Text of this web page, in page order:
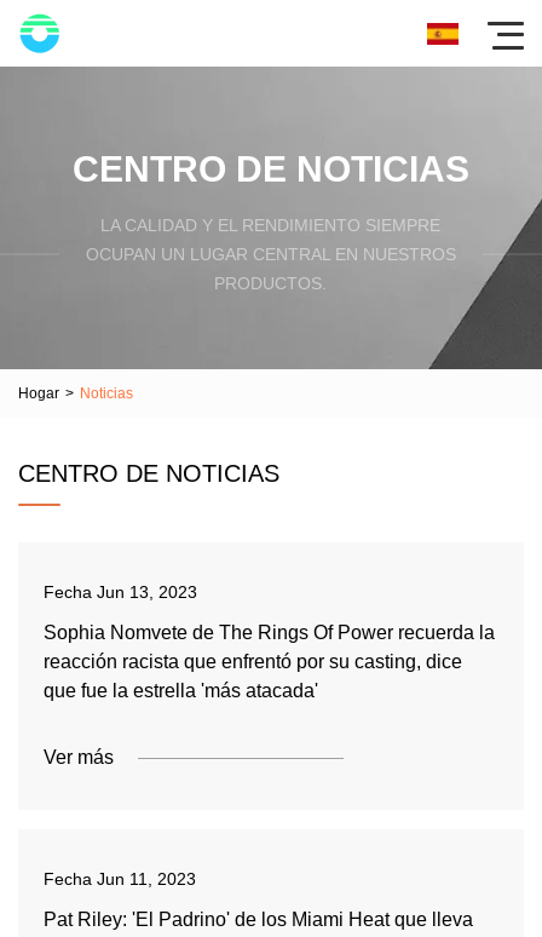
CENTRO DE NOTICIAS
LA CALIDAD Y EL RENDIMIENTO SIEMPRE
OCUPAN UN LUGAR CENTRAL EN NUESTROS
PRODUCTOS.
Hogar > Noticias
CENTRO DE NOTICIAS
Fecha Jun 13, 2023
Sophia Nomvete de The Rings Of Power recuerda la
reacción racista que enfrentó por su casting, dice
que fue la estrella 'más atacada'
Ver más
Fecha Jun 11, 2023
Pat Riley: 'El Padrino' de los Miami Heat que lleva